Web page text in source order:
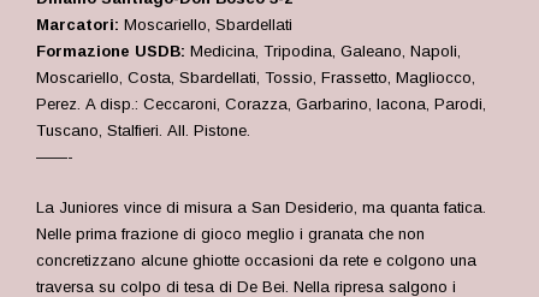
Marcatori: Moscariello, Sbardellati
Formazione USDB: Medicina, Tripodina, Galeano, Napoli,
Moscariello, Costa, Sbardellati, Tossio, Frassetto, Magliocco,
Perez A disp.: Ceccaroni, Corazza, Garbarino, Iacona, Parodi,
Tuscano, Stalfieri. All. Pistone.
——-
La Juniores vince di misura a San Desiderio, ma quanta fatica.
Nelle prima frazione di gioco meglio i granata che non
concretizzano alcune ghiotte occasioni da rete e colgono una
traversa su colpo di tesa di De Bei. Nella ripresa salgono i